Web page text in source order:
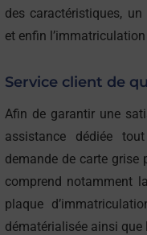
des caractéristiques,
et enfin
Service client de
Afin de garantir une
assistance dédiée
demande de carte grise
comprend notamment
plaque
dématérialisée ainsi que